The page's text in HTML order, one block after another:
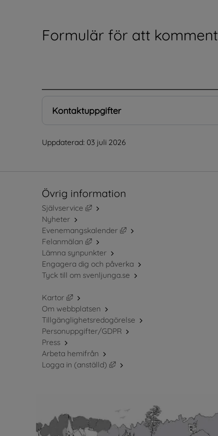
Formulär för att
Kontaktuppgifter
Uppdaterad: 03 juli 2026
Övrig information
Självservice
Länk till annan webbplats, öppnas i
Nyheter
Evenemangskalender
Länk till annan webbplats,
Felanmälan
Länk till annan webbplats, öppnas i
Lämna synpunkter
Engagera dig och påverka
Tyck till om svenljunga.se
Kartor
Länk till annan webbplats, öppnas i nytt
Om webbplatsen
Tillgänglighetsredogörelse
Personuppgifter/GDPR
Press
Arbeta hemifrån
Logga in (anställd)
Länk till annan webbplats,